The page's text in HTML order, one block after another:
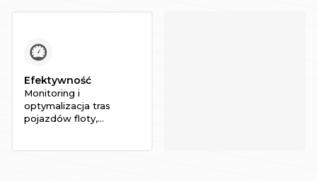
Efektywność
Monitoring i
optymalizacja tras
pojazdów floty,